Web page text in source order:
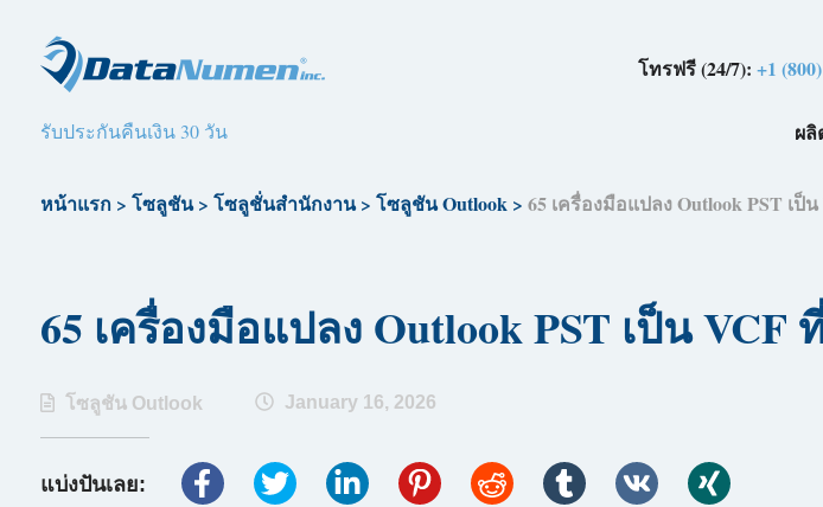
โทรฟรี (24/7):+1
รับประกันคืนเงิน 30 วัน ผ
หน้าแรก> โซลูชัน> โซลูชั่นสำนักงาน> โซลูชัน Outlook> 65 เครื่องมือแปลง Outlook PST เ
65 เครื่องมือแปลง Outlook PST เป็น
โซลูชัน Outlook January 16, 2026
แบ่งปันเลย: